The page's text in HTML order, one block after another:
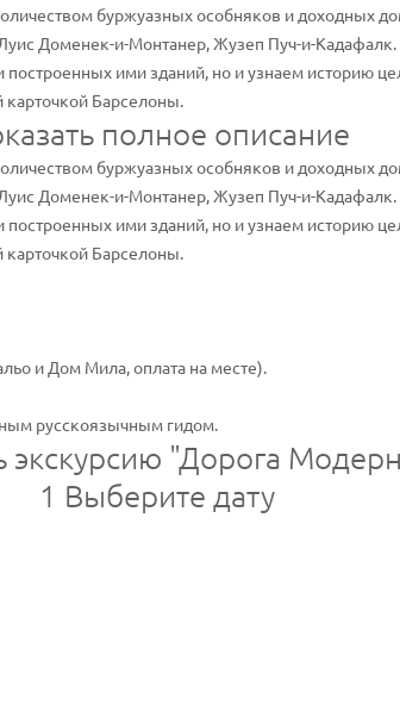
буржуазных особняков и доходных
Доменек-и-Монтанер, Жузеп Пуч-и-
ими зданий, но и узнаем историю
карточкой Барселоны.
полное описание
буржуазных особняков и доходных
Доменек-и-Монтанер, Жузеп Пуч-и-
ими зданий, но и узнаем историю
карточкой Барселоны.
и Дом Мила, оплата на месте).
русскоязычным гидом.
экскурсию "Дорога
1 Выберите дату